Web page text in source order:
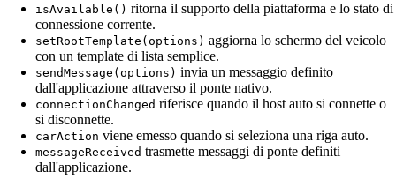
isAvailable() ritorna il supporto della piattaforma e lo stato di
connessione corrente.
setRootTemplate(options) aggiorna lo schermo del veicolo
con un template di lista semplice.
sendMessage(options) invia un messaggio definito
dall'applicazione attraverso il ponte nativo.
connectionChanged riferisce quando il host auto si connette o
si disconnette.
carAction viene emesso quando si seleziona una riga auto.
messageReceived trasmette messaggi di ponte definiti
dall'applicazione.